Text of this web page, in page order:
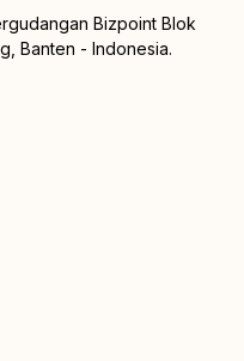
Bizpoint Blok
Banten - Indonesia.